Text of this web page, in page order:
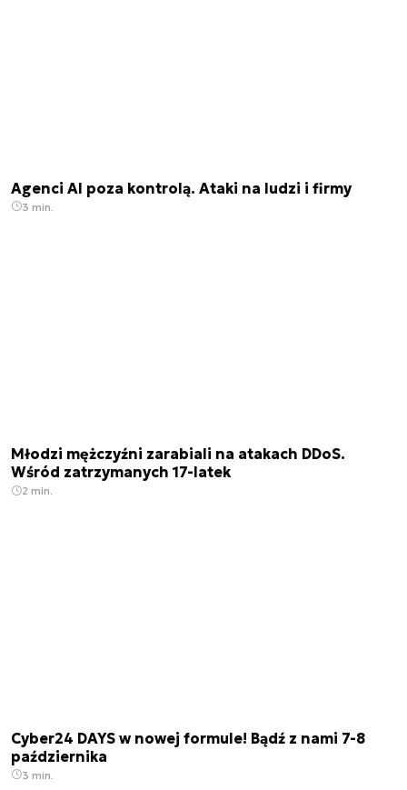
Agenci AI poza kontrolą. Ataki na ludzi i firmy
3 min.
Młodzi mężczyźni zarabiali na atakach DDoS.
Wśród zatrzymanych 17-latek
2 min.
Cyber24 DAYS w nowej formule! Bądź z nami 7-8
października
3 min.